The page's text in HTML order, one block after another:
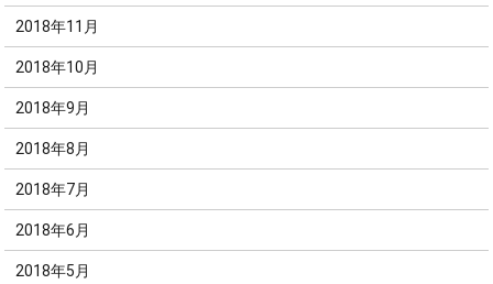
2018年11月
2018年10月
2018年9月
2018年8月
2018年7月
2018年6月
2018年5月